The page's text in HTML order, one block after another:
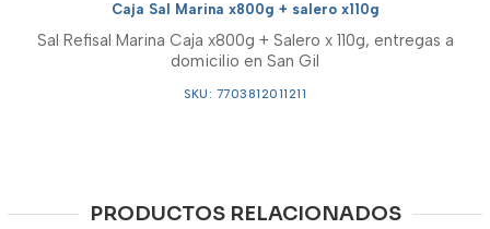
Caja Sal Marina x800g + salero x110g
Sal Refisal Marina Caja x800g + Salero x 110g, entregas a
domicilio en San Gil
SKU: 7703812011211
PRODUCTOS RELACIONADOS